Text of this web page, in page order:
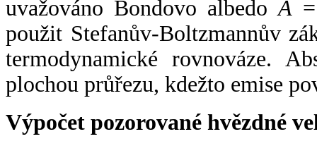
uvažováno Bondovo albedoA
použit Stefanův-Boltzmannův
termodynamické rovnováze.
plochou průřezu, kdežto emise
Výpočet pozorované hvězdné